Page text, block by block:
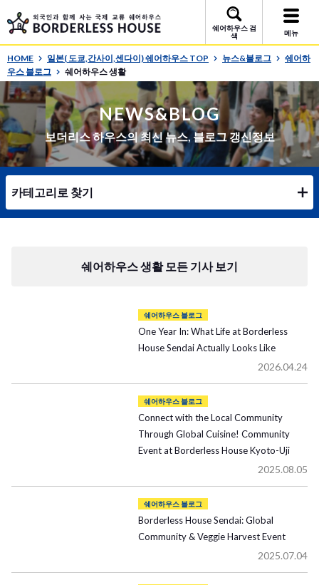
쉐어하우스 검
색
메뉴
HOME 일본( 도쿄,간사이,센다이) 쉐어하우스 TOP 뉴스&블로그
쉐어하
우스 블로그
쉐어하우스 생활
NEWS&BLOG
보더리스 하우스의 최신 뉴스, 블로그 갱신정보
카테고리로 찾기
쉐어하우스 생활 모든 기사 보기
쉐어하우스 블로그
One Year In: What Life at Borderless
House Sendai Actually Looks Like
2026.04.24
쉐어하우스 블로그
Connect with the Local Community
Through Global Cuisine! Community
Event at Borderless House Kyoto-Uji
2025.08.05
쉐어하우스 블로그
Borderless House Sendai: Global
Community & Veggie Harvest Event
2025.07.04